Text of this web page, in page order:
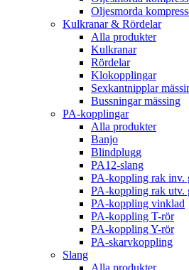
Oljesmorda
Kulkranar & Rördelar
Alla produkter
Kulkranar
Rördelar
Klokopplingar
Sexkantnipplar
Bussningar mässing
PA-kopplingar
Alla produkter
Banjo
Blindplugg
PA12-slang
PA-koppling rak inv.
PA-koppling rak utv.
PA-koppling vinklad
PA-koppling T-rör
PA-koppling Y-rör
PA-skarvkoppling
Slang
Alla produkter